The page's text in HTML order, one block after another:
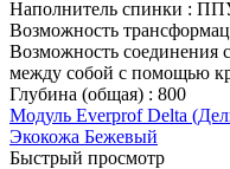
Наполнитель спинки :
Возможность
Возможность соединения
между собой с помощью
Глубина (общая) : 800
Модуль Everprof Delta
Экокожа Бежевый
Быстрый просмотр